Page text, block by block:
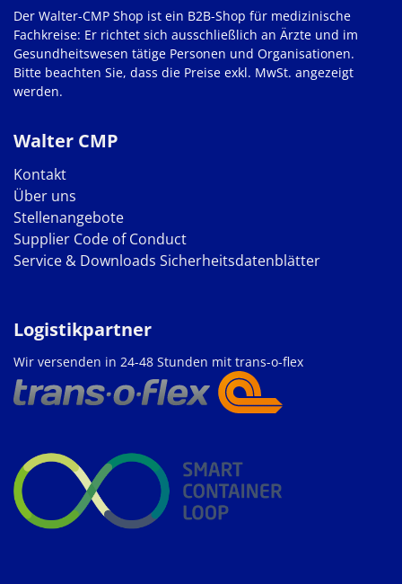
Walter CMP
Kontakt
Über uns
Stellenangebote
Supplier Code of Conduct
Service & Downloads Sicherheitsdatenblätter
Der Walter-CMP Shop ist ein B2B-Shop für medizinische
Fachkreise: Er richtet sich ausschließlich an Ärzte und im
Gesundheitswesen tätige Personen und Organisationen.
Bitte beachten Sie, dass die Preise exkl. MwSt. angezeigt
werden.
Logistikpartner
Wir versenden in 24-48 Stunden mit trans-o-flex